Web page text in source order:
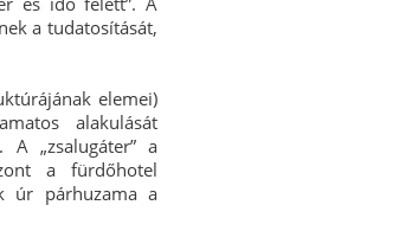
a tudatosítását,
elemei)
alakulását
„zsalugáter” a
a fürdőhotel
úr párhuzama a